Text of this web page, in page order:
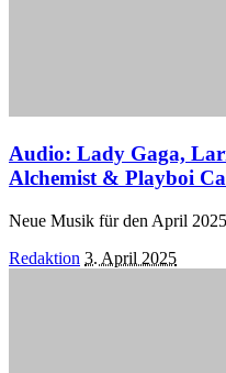
Audio: Lady Gaga,
Alchemist & Playboi
Neue Musik für den April 2025
Posted
Redaktion 3. April 2025